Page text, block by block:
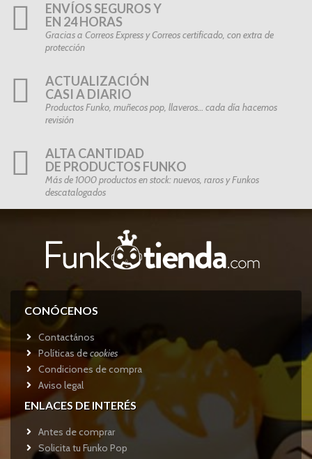
ENVÍOS SEGUROS Y
EN 24 HORAS
Gracias a Correos Express y Correos certificado, con extra de
protección
ACTUALIZACIÓN
CASI A DIARIO
Productos Funko, muñecos pop, llaveros… cada día hacemos
revisión
ALTA CANTIDAD
DE PRODUCTOS FUNKO
Más de 1000 productos en stock: nuevos, raros y Funkos
descatalogados
CONÓCENOS
Contactános
Políticas decookies
Condiciones de compra
Aviso legal
ENLACES DE INTERÉS
Antes de comprar
Solicita tu Funko Pop